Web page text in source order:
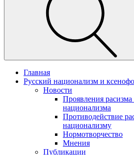
Главная
Русский национализм и
Новости
Проявления
национализма
Противодействие
национализму
Нормотворчество
Мнения
Публикации